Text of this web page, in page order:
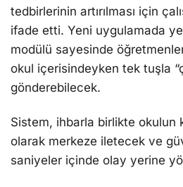
tedbirlerinin artırılması için
ifade etti. Yeni uygulamada
modülü sayesinde
okul içerisindeyken tek tuşla
gönderebilecek.
Sistem, ihbarla birlikte okulun
olarak merkeze iletecek ve
saniyeler içinde olay yerine